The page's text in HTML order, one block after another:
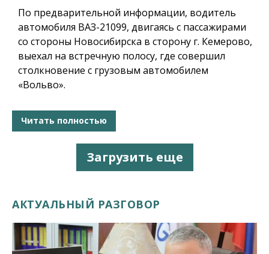
По предварительной информации, водитель
автомобиля ВАЗ-21099, двигаясь с пассажирами
со стороны Новосибирска в сторону г. Кемерово,
выехал на встречную полосу, где совершил
столкновение с грузовым автомобилем
«Вольво».
Читать полностью
Загрузить еще
АКТУАЛЬНЫЙ РАЗГОВОР